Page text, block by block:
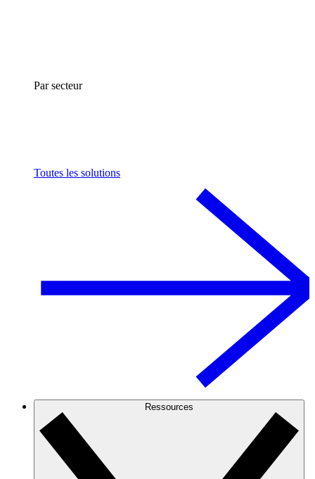
Par secteur
Toutes les solutions
Ressources